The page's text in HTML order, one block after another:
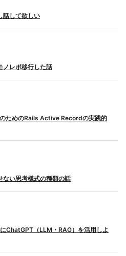
話して欲しい
ノレポ移行した話
ためのRails Active Recordの実践的
ない思考様式の種類の話
ChatGPT（LLM・RAG）を活用しよ